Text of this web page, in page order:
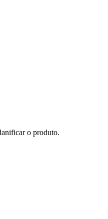
o produto.